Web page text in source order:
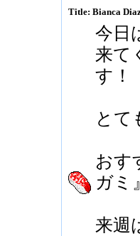
Title: Bianca
今日
来て
す！
とて
おす
ガミ
来週